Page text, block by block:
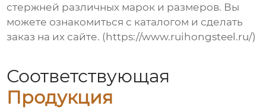
стержней различных марок и размеров. Вы
можете ознакомиться с каталогом и сделать
заказ на их сайте. (https://www.ruihongsteel.ru/)
Соответствующая
Продукция